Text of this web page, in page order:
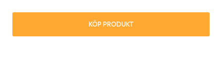
KÖP PRODUKT